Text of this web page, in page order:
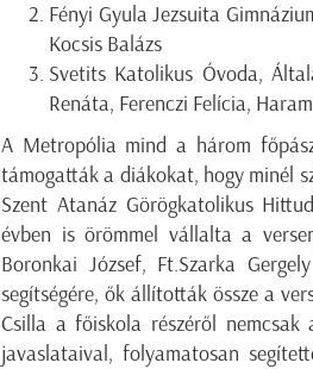
Fényi Gyula Jezsuita
Kocsis Balázs
Svetits Katolikus Óvoda,
Renáta, Ferenczi Felícia,
A Metropólia mind a három
támogatták a diákokat, hogy minél
Szent Atanáz Görögkatolikus
évben is örömmel vállalta a
Boronkai József, Ft.Szarka
segítségére, ők állították össze a
Csilla a főiskola részéről
javaslataival, folyamatosan